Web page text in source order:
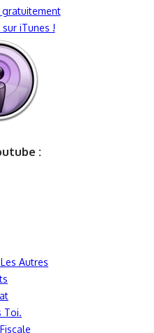
gratuitement
iTunes !
:
Autres
Toi.